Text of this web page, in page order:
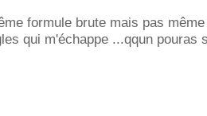
formule brute mais pas
qui m'échappe ...qqun pouras